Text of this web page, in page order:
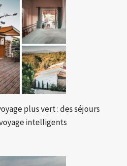
plus vert : des séjours
intelligents